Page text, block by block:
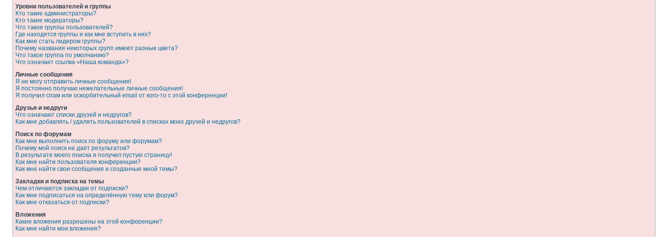
Уровни пользователей и группы
Кто такие администраторы?
Кто такие модераторы?
Что такое группы пользователей?
Где находятся группы и как мне вступить в них?
Как мне стать лидером группы?
Почему названия некоторых групп имеют разные цвета?
Что такое группа по умолчанию?
Что означает ссылка «Наша команда»?
Личные сообщения
Я не могу отправить личные сообщения!
Я постоянно получаю нежелательные личные сообщения!
Я получил спам или оскорбительный email от кого-то с этой конференции!
Друзья и недруги
Что означают списки друзей и недругов?
Как мне добавлять / удалять пользователей в списках моих друзей и недругов?
Поиск по форумам
Как мне выполнить поиск по форуму или форумам?
Почему мой поиск не даёт результатов?
В результате моего поиска я получил пустую страницу!
Как мне найти пользователя конференции?
Как мне найти свои сообщения и созданные мной темы?
Закладки и подписка на темы
Чем отличаются закладки от подписки?
Как мне подписаться на определённую тему или форум?
Как мне отказаться от подписки?
Вложения
Какие вложения разрешены на этой конференции?
Как мне найти мои вложения?